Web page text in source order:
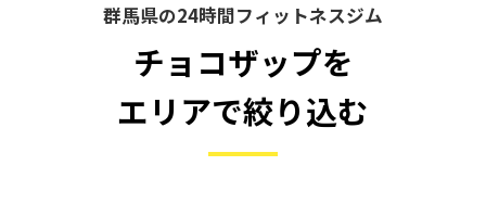
群馬県の24時間フィットネスジム
チョコザップを
エリアで絞り込む